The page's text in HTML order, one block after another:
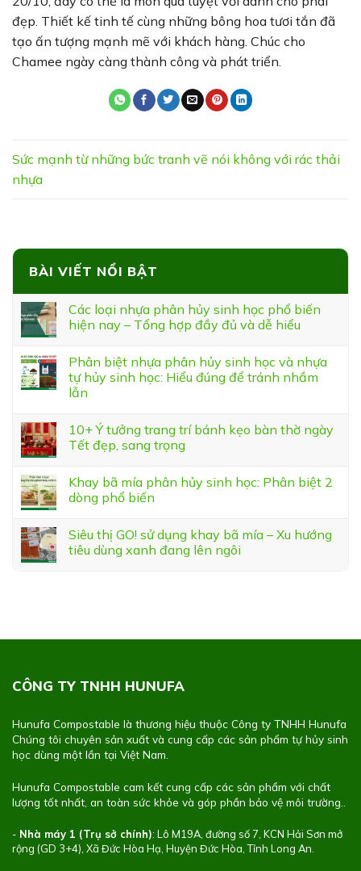
đẹp. Thiết kế tinh tế cùng những bông hoa tươi tắn đã
tạo ấn tượng mạnh mẽ với khách hàng. Chúc cho
Chamee ngày càng thành công và phát triển.
Sức mạnh từ những bức tranh vẽ nói không với rác thải
nhựa
BÀI VIẾT NỔI BẬT
Các loại nhựa phân hủy sinh học phổ biến
hiện nay – Tổng hợp đầy đủ và dễ hiểu
Phân biệt nhựa phân hủy sinh học và nhựa
tự hủy sinh học: Hiểu đúng để tránh nhầm
lẫn
10+ Ý tưởng trang trí bánh kẹo bàn thờ ngày
Tết đẹp, sang trọng
Khay bã mía phân hủy sinh học: Phân biệt 2
dòng phổ biến
Siêu thị GO! sử dụng khay bã mía – Xu hướng
tiêu dùng xanh đang lên ngôi
CÔNG TY TNHH HUNUFA
Hunufa Compostable là thương hiệu thuộc Công ty TNHH Hunufa
Chúng tôi chuyên sản xuất và cung cấp các sản phẩm tự hủy sinh
học dùng một lần tại Việt Nam.
Hunufa Compostable cam kết cung cấp các sản phẩm với chất
lượng tốt nhất, an toàn sức khỏe và góp phần bảo vệ môi trường..
- Nhà máy 1 (Trụ sở chính): Lô M19A, đường số 7, KCN Hải Sơn mở
rộng (GD 3+4), Xã Đức Hòa Hạ, Huyện Đức Hòa, Tỉnh Long An.